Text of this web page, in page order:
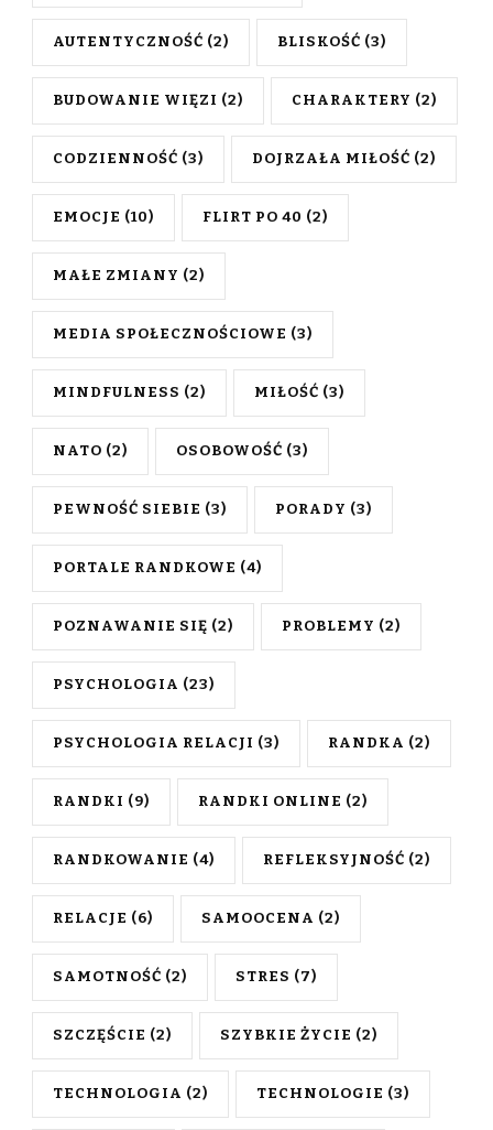
AUTENTYCZNOŚĆ (2) BLISKOŚĆ (3)
BUDOWANIE WIĘZI (2) CHARAKTERY (2)
CODZIENNOŚĆ (3) DOJRZAŁA MIŁOŚĆ (2)
EMOCJE (10) FLIRT PO 40 (2)
MAŁE ZMIANY (2)
MEDIA SPOŁECZNOŚCIOWE (3)
MINDFULNESS (2) MIŁOŚĆ (3)
NATO (2) OSOBOWOŚĆ (3)
PEWNOŚĆ SIEBIE (3) PORADY (3)
PORTALE RANDKOWE (4)
POZNAWANIE SIĘ (2) PROBLEMY (2)
PSYCHOLOGIA (23)
PSYCHOLOGIA RELACJI (3) RANDKA (2)
RANDKI (9) RANDKI ONLINE (2)
RANDKOWANIE (4) REFLEKSYJNOŚĆ (2)
RELACJE (6) SAMOOCENA (2)
SAMOTNOŚĆ (2) STRES (7)
SZCZĘŚCIE (2) SZYBKIE ŻYCIE (2)
TECHNOLOGIA (2) TECHNOLOGIE (3)